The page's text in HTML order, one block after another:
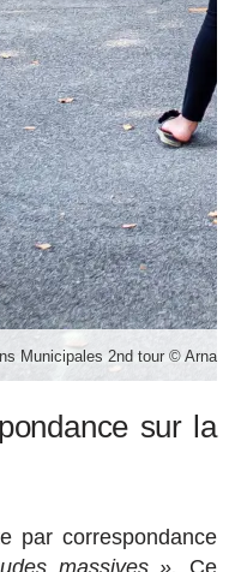
Municipales 2nd tour ©
sur la
par correspondance